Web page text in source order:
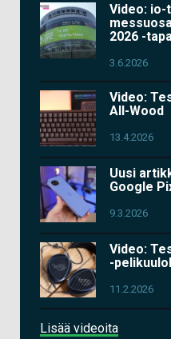
Video: io-
2026 -
3.6.2026
Video:
All-Wood
13.4.2026
Uusi
Google
9.3.2026
Video:
-
11.2.2026
Lisää videoita